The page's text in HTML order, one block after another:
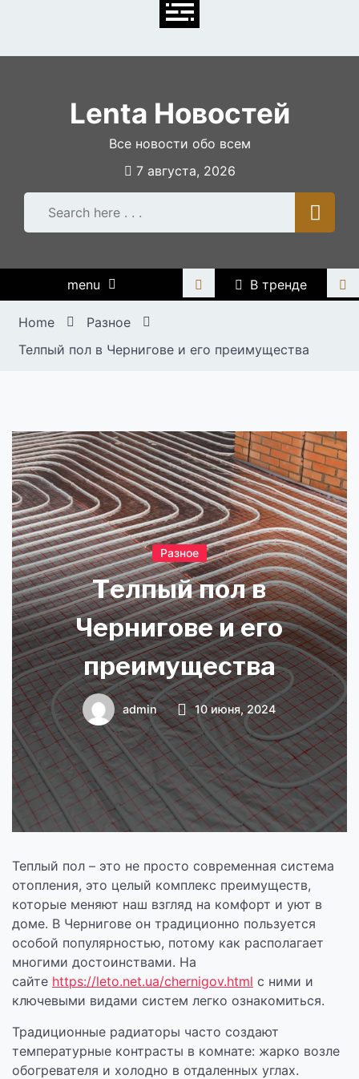
Lenta Новостей
Все новости обо всем
7 августа, 2026
menu В тренде
Home
Разное
Телпый пол в Чернигове и его преимущества
Разное
Телпый пол в
Чернигове и его
преимущества
admin 10 июня, 2024
Теплый пол – это не просто современная система
отопления, это целый комплекс преимуществ,
которые меняют наш взгляд на комфорт и уют в
доме. В Чернигове он традиционно пользуется
особой популярностью, потому как располагает
многими достоинствами. На
сайте https://leto.net.ua/chernigov.html с ними и
ключевыми видами систем легко ознакомиться.
Традиционные радиаторы часто создают
температурные контрасты в комнате: жарко возле
обогревателя и холодно в отдаленных углах.